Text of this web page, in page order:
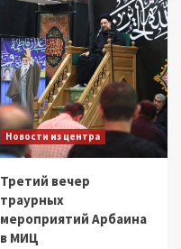
Новости из центра
Третий вечер
траурных
мероприятий Арбаина
в МИЦ